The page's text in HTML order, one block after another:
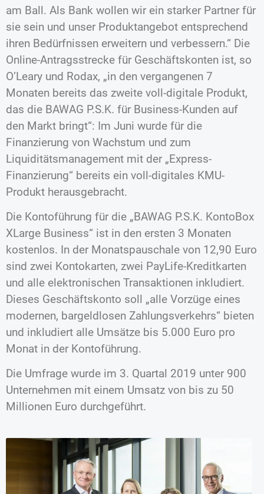
am Ball. Als Bank wollen wir ein starker Partner für
sie sein und unser Produktangebot entsprechend
ihren Bedürfnissen erweitern und verbessern.“ Die
Online-Antragsstrecke für Geschäftskonten ist, so
O’Leary und Rodax, „in den vergangenen 7
Monaten bereits das zweite voll-digitale Produkt,
das die BAWAG P.S.K. für Business-Kunden auf
den Markt bringt“: Im Juni wurde für die
Finanzierung von Wachstum und zum
Liquiditätsmanagement mit der „Express-
Finanzierung“ bereits ein voll-digitales KMU-
Produkt herausgebracht.
Die Kontoführung für die „BAWAG P.S.K. KontoBox
XLarge Business“ ist in den ersten 3 Monaten
kostenlos. In der Monatspauschale von 12,90 Euro
sind zwei Kontokarten, zwei PayLife-Kreditkarten
und alle elektronischen Transaktionen inkludiert.
Dieses Geschäftskonto soll „alle Vorzüge eines
modernen, bargeldlosen Zahlungsverkehrs“ bieten
und inkludiert alle Umsätze bis 5.000 Euro pro
Monat in der Kontoführung.
Die Umfrage wurde im 3. Quartal 2019 unter 900
Unternehmen mit einem Umsatz von bis zu 50
Millionen Euro durchgeführt.